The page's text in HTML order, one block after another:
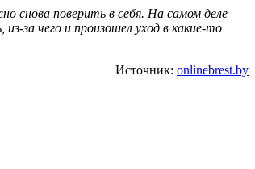
снова поверить в себя. На самом деле
за чего и произошел уход в какие-то
Источник: onlinebrest.by